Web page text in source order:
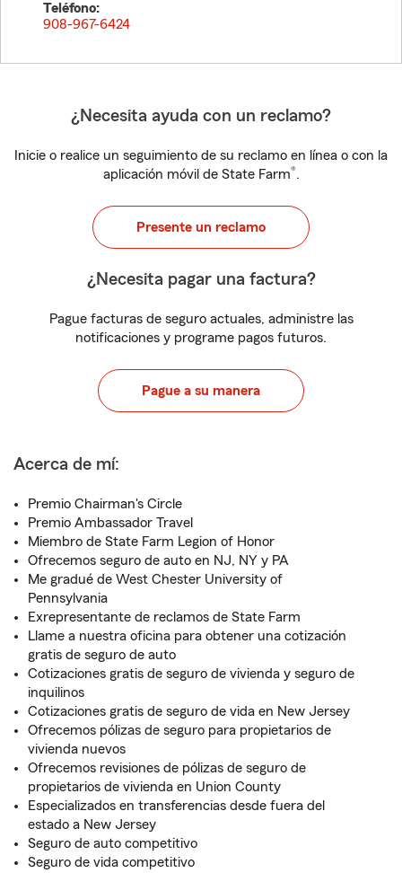
Teléfono:
908-967-6424
¿Necesita ayuda con un reclamo?
Inicie o realice un seguimiento de su reclamo en línea o con la
aplicación móvil de State Farm®.
Presente un reclamo
¿Necesita pagar una factura?
Pague facturas de seguro actuales, administre las
notificaciones y programe pagos futuros.
Pague a su manera
Acerca de mí:
Premio Chairman's Circle
Premio Ambassador Travel
Miembro de State Farm Legion of Honor
Ofrecemos seguro de auto en NJ, NY y PA
Me gradué de West Chester University of
Pennsylvania
Exrepresentante de reclamos de State Farm
Llame a nuestra oficina para obtener una cotización
gratis de seguro de auto
Cotizaciones gratis de seguro de vivienda y seguro de
inquilinos
Cotizaciones gratis de seguro de vida en New Jersey
Ofrecemos pólizas de seguro para propietarios de
vivienda nuevos
Ofrecemos revisiones de pólizas de seguro de
propietarios de vivienda en Union County
Especializados en transferencias desde fuera del
estado a New Jersey
Seguro de auto competitivo
Seguro de vida competitivo